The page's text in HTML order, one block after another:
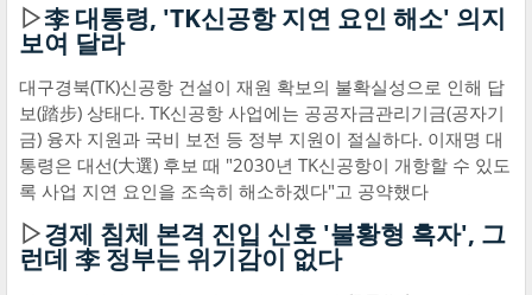
▷李 대통령, 'TK신공항 지연 요인 해소' 의지
보여 달라
대구경북(TK)신공항 건설이 재원 확보의 불확실성으로 인해 답
보(踏步) 상태다. TK신공항 사업에는 공공자금관리기금(공자기
금) 융자 지원과 국비 보전 등 정부 지원이 절실하다. 이재명 대
통령은 대선(大選) 후보 때 "2030년 TK신공항이 개항할 수 있도
록 사업 지연 요인을 조속히 해소하겠다"고 공약했다
▷경제 침체 본격 진입 신호 '불황형 흑자', 그
런데 李 정부는 위기감이 없다